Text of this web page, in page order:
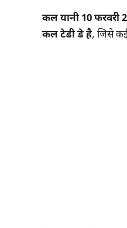
कल यानी 10 फरवरी
कल टेडी डे है, जिसे